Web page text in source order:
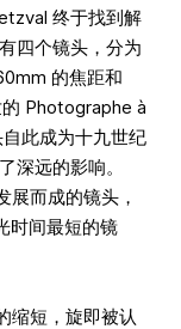
终于找到解
四个镜头，分为
的焦距和
Photographe à
此成为十九世纪
深远的影响。
而成的镜头，
时间最短的镜
缩短，旋即被认